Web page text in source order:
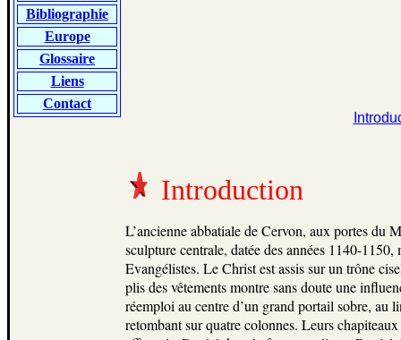
Bibliographie
Europe
Glossaire
Liens
Contact
Introduction
L’ancienne abbatiale de Cervon, aux portes du
sculpture centrale, datée des années 1140-
Evangélistes. Le Christ est assis sur un trône
plis des vêtements montre sans doute une
réemploi au centre d’un grand portail sobre, au
retombant sur quatre colonnes. Leurs